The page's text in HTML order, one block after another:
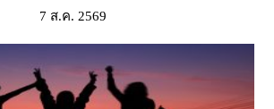
7 ส.ค. 2569